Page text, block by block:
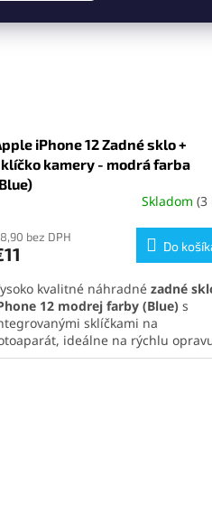
iPhone 12 Zadné sklo +
kamery - modrá farba
Skladom (3
bez DPH
Do
kvalitné náhradné zadné
12 modrej farby (Blue) s
sklíčkami na
ideálne na rýchlu
pôvodného vzhľadu